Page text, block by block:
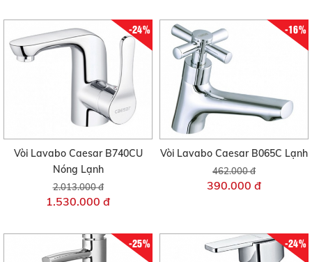
-24%
Vòi Lavabo Caesar B740CU
Nóng Lạnh
2.013.000 đ
1.530.000 đ
-16%
Vòi Lavabo Caesar B065C Lạnh
462.000 đ
390.000 đ
-25% -24%